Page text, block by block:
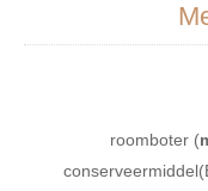
roomboter (